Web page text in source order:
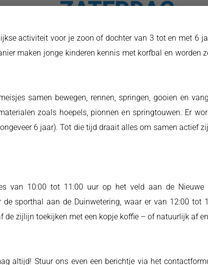
activiteit voor je zoon of dochter van 3 tot en met 6
maken jonge kinderen kennis met korfbal en worden
samen bewegen, rennen, springen, gooien en
zoals hoepels, pionnen en springtouwen. Er
6 jaar). Tot die tijd draait alles om samen actief
van 10:00 tot 11:00 uur op het veld aan de
sporthal aan de Duinwetering, waar er van 12:00 tot
de zijlijn toekijken met een kopje koffie – of natuurlijk af
altijd! Stuur ons even een berichtje via het